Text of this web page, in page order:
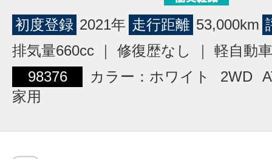
初度登録 2021年 走行距離 53,000km
排気量660cc ｜ 修復歴なし ｜ 軽自動車
98376
カラー：ホワイト 2WD
家用